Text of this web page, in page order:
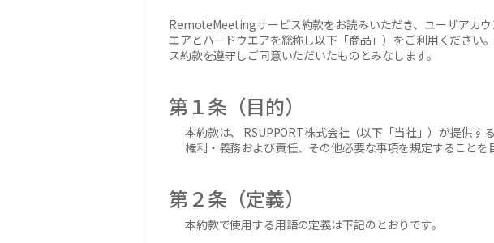
RemoteMeetingサービス約款をお読みいただき、ユーザアカ
エアとハードウエアを総称し以下「商品」）をご利用くださ
ス約款を遵守しご同意いただいたものとみなします。
第１条（目的）
本約款は、 RSUPPORT株式会社（以下「当社」）が提供
権利・義務および責任、その他必要な事項を規定することを
第２条（定義）
本約款で使用する用語の定義は下記のとおりです。